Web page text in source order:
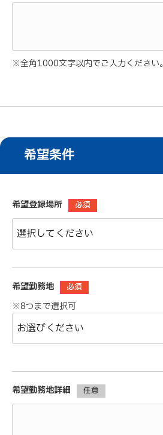
※全角1000文字以内でご入力ください。
希望条件
希望登録場所 必須
希望勤務地 必須
※8つまで選択可
希望勤務地詳細 任意